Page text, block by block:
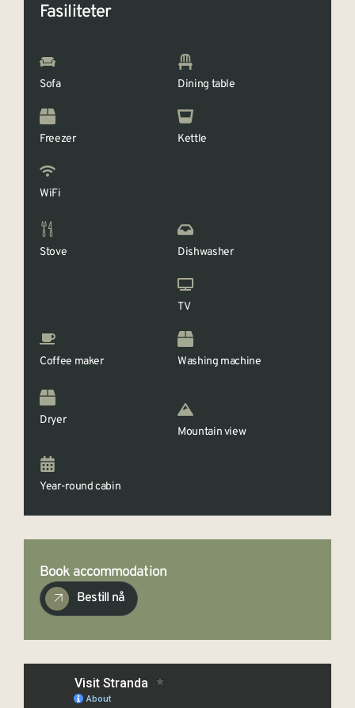
Fasiliteter
Sofa Dining table
Freezer Kettle
WiFi
Stove Dishwasher
TV
Coffee maker Washing machine
Dryer
Mountain view
Year-round cabin
Book accommodation
Bestill nå